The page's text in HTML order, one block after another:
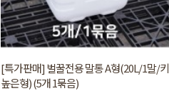
[특가판매]벌꿀전용 말통 A형(20L/1말/키
높은형) (5개 1묶음)